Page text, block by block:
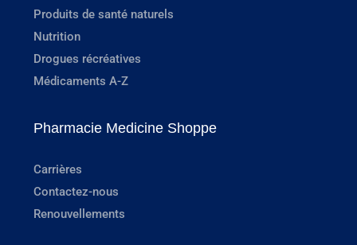
Produits de santé naturels
Nutrition
Drogues récréatives
Médicaments A-Z
Pharmacie Medicine Shoppe
Carrières
Contactez-nous
Renouvellements